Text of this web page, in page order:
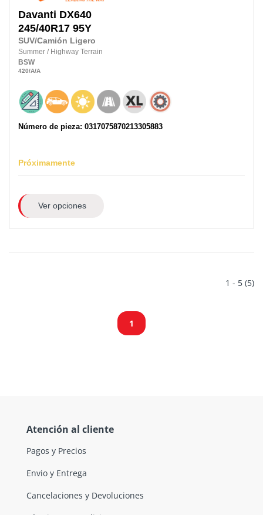
Davanti DX640
245/40R17 95Y
SUV/Camión Ligero
Summer / Highway Terrain
BSW
420/A/A
Número de pieza: 0317075870213305883
Próximamente
Ver opciones
1 - 5 (5)
1
Atención al cliente
Pagos y Precios
Envio y Entrega
Cancelaciones y Devoluciones